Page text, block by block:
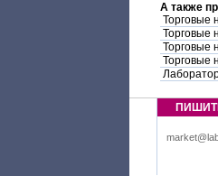
А также
Торговые
Торговые
Торговые
Торговые